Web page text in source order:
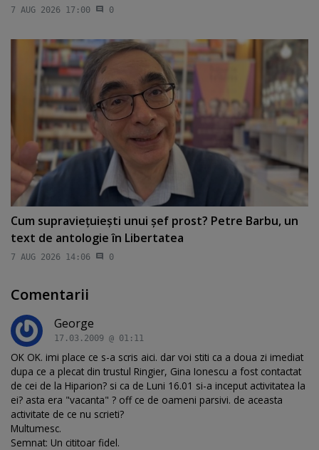
7 AUG 2026 17:00 0
Cum supravieţuieşti unui şef prost? Petre Barbu, un
text de antologie în Libertatea
7 AUG 2026 14:06 0
Comentarii
George
17.03.2009 @ 01:11
OK OK. imi place ce s-a scris aici. dar voi stiti ca a doua zi imediat
dupa ce a plecat din trustul Ringier, Gina Ionescu a fost contactat
de cei de la Hiparion? si ca de Luni 16.01 si-a inceput activitatea la
ei? asta era "vacanta" ? off ce de oameni parsivi. de aceasta
activitate de ce nu scrieti?
Multumesc.
Semnat: Un cititoar fidel.